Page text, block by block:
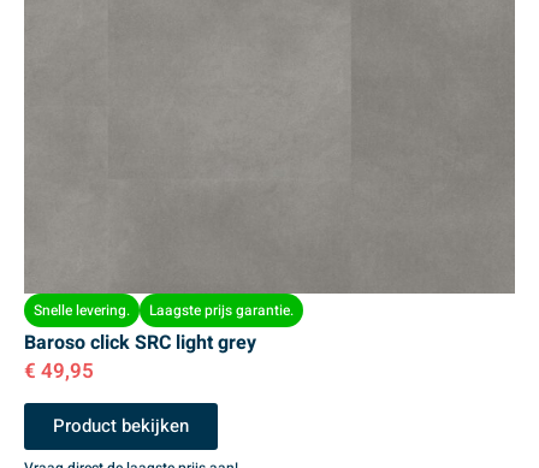
Snelle levering. Laagste prijs garantie.
Baroso click SRC light grey
€ 49,95
Product bekijken